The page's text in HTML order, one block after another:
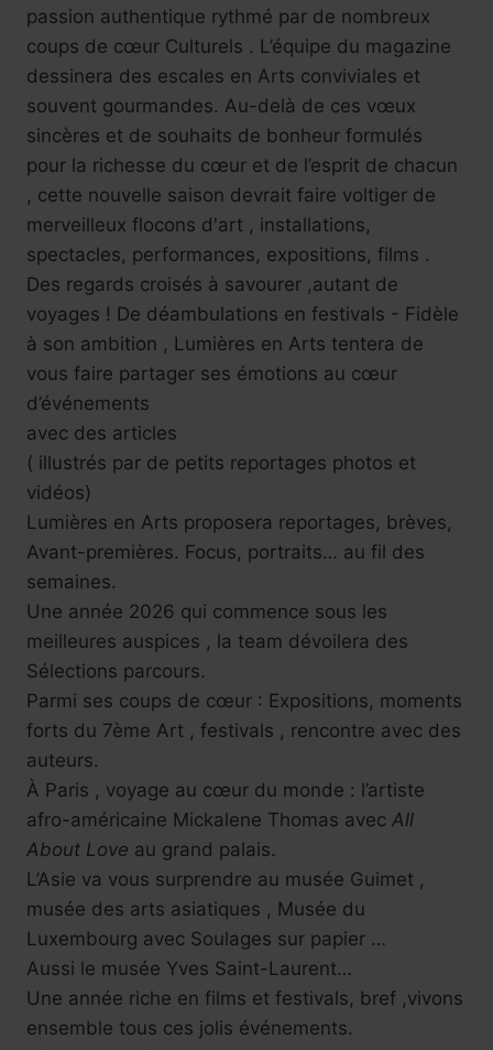
passion authentique rythmé par de nombreux
coups de cœur Culturels . L’équipe du magazine
dessinera des escales en Arts conviviales et
souvent gourmandes. Au-delà de ces vœux
sincères et de souhaits de bonheur formulés
pour la richesse du cœur et de l’esprit de chacun
, cette nouvelle saison devrait faire voltiger de
merveilleux flocons d'art , installations,
spectacles, performances, expositions, films .
Des regards croisés à savourer ,autant de
voyages ! De déambulations en festivals - Fidèle
à son ambition , Lumières en Arts tentera de
vous faire partager ses émotions au cœur
d’événements
avec des articles
( illustrés par de petits reportages photos et
vidéos)
Lumières en Arts proposera reportages, brèves,
Avant-premières. Focus, portraits… au fil des
semaines.
Une année 2026 qui commence sous les
meilleures auspices , la team dévoilera des
Sélections parcours.
Parmi ses coups de cœur : Expositions, moments
forts du 7ème Art , festivals , rencontre avec des
auteurs.
À Paris , voyage au cœur du monde : l’artiste
afro-américaine Mickalene Thomas avec All
About Love au grand palais.
L’Asie va vous surprendre au musée Guimet ,
musée des arts asiatiques , Musée du
Luxembourg avec Soulages sur papier …
Aussi le musée Yves Saint-Laurent…
Une année riche en films et festivals, bref ,vivons
ensemble tous ces jolis événements.